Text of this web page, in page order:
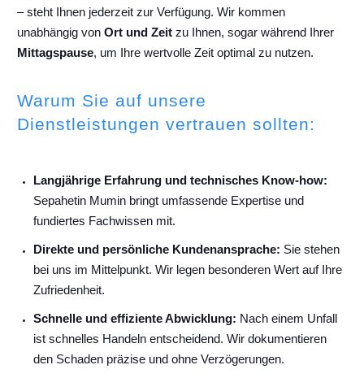
– steht Ihnen jederzeit zur Verfügung. Wir kommen
unabhängig von Ort und Zeit zu Ihnen, sogar während Ihrer
Mittagspause, um Ihre wertvolle Zeit optimal zu nutzen.
Warum Sie auf unsere
Dienstleistungen vertrauen sollten:
Langjährige Erfahrung und technisches Know-how:
Sepahetin Mumin bringt umfassende Expertise und
fundiertes Fachwissen mit.
Direkte und persönliche Kundenansprache: Sie stehen
bei uns im Mittelpunkt. Wir legen besonderen Wert auf Ihre
Zufriedenheit.
Schnelle und effiziente Abwicklung: Nach einem Unfall
ist schnelles Handeln entscheidend. Wir dokumentieren
den Schaden präzise und ohne Verzögerungen.